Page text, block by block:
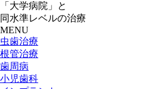
「 大学病院 」
と
同水準レベルの治療
MENU
虫歯治療
根管治療
歯周病
小児歯科